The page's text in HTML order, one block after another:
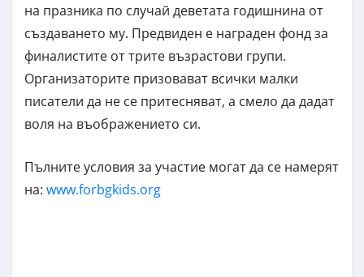
на празника по случай деветата годишнина от
създаването му. Предвиден е награден фонд за
финалистите от трите възрастови групи.
Организаторите призовават всички малки
писатели да не се притесняват, а смело да дадат
воля на въображението си.
Пълните условия за участие могат да се намерят
на: www.forbgkids.org